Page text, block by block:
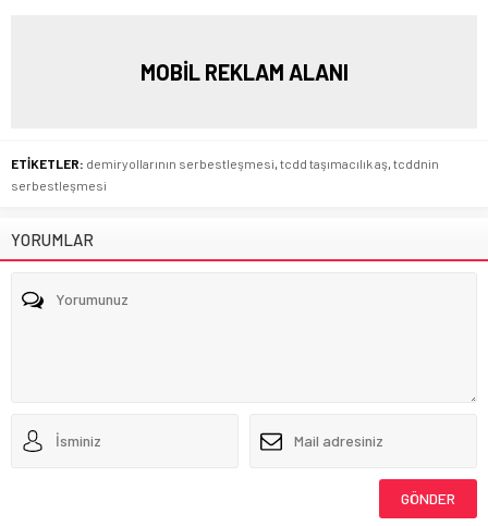
MOBİL REKLAM ALANI
ETİKETLER: demiryollarının serbestleşmesi tcdd taşımacılık aş tcddnin
serbestleşmesi
YORUMLAR